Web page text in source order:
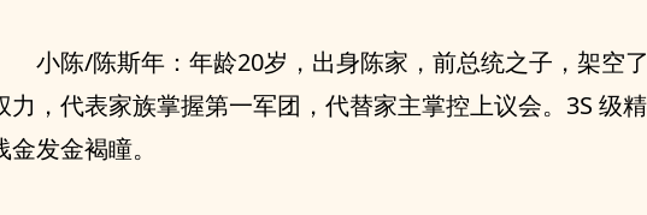
小陈/陈斯年：年龄20岁，出身陈家，前总统之子，架空
力，代表家族掌握第一军团，代替家主掌控上议会。3S 级精
金发金褐瞳。